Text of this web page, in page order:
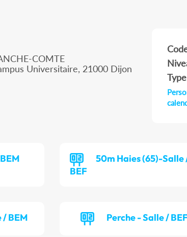
COMTE
Universitaire, 21000 Dijon
Type
50m Haies (65)-Salle
BEF
BEM Perche - Salle / BEF